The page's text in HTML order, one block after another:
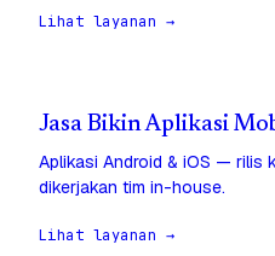
Lihat layanan →
Jasa Bikin Aplikasi
Aplikasi Android & iOS — rilis
dikerjakan tim in-house.
Lihat layanan →